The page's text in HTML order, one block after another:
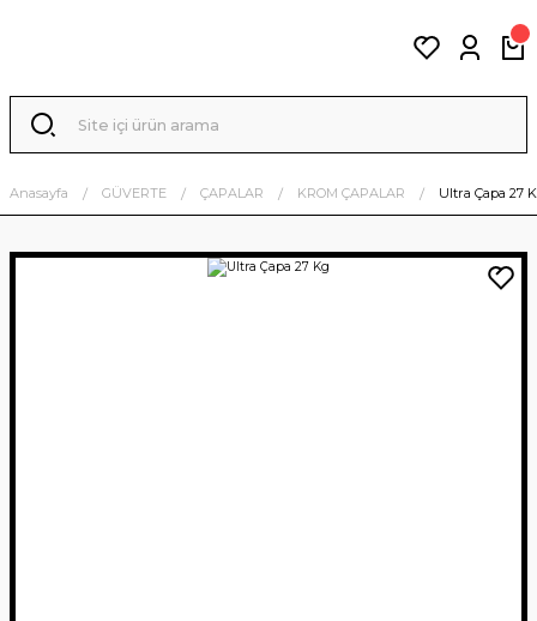
Anasayfa GÜVERTE ÇAPALAR KROM ÇAPALAR Ultra Çapa 27